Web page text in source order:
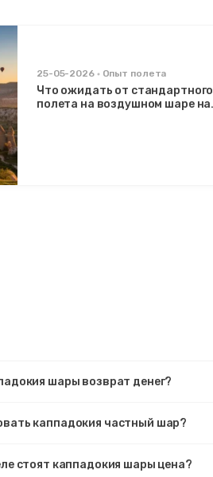
25-05-2026 Опыт полета
Что ожидать от стандартного
полета на воздушном шаре на
шары возврат денег?
каппадокия частный шар?
стоят каппадокия шары цена?